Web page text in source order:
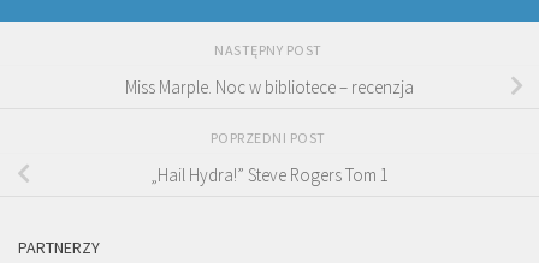
NASTĘPNY POST
Miss Marple. Noc w bibliotece – recenzja
POPRZEDNI POST
„Hail Hydra!” Steve Rogers Tom 1
PARTNERZY